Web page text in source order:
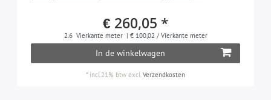
€ 260,05 *
2.6 Vierkante meter | € 100,02 / Vierkante meter
In de winkelwagen
* incl.21% btw excl. Verzendkosten